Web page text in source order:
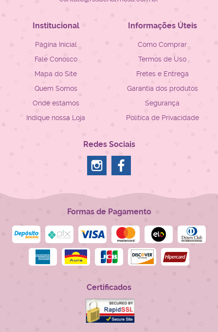
Institucional
Página Inicial
Fale Conosco
Mapa do Site
Quem Somos
Onde estamos
Indique nossa Loja
Informações Úteis
Como Comprar
Termos de Uso
Fretes e Entrega
Garantia dos produtos
Segurança
Política de Privacidade
Redes Sociais
Formas de Pagamento
Certificados